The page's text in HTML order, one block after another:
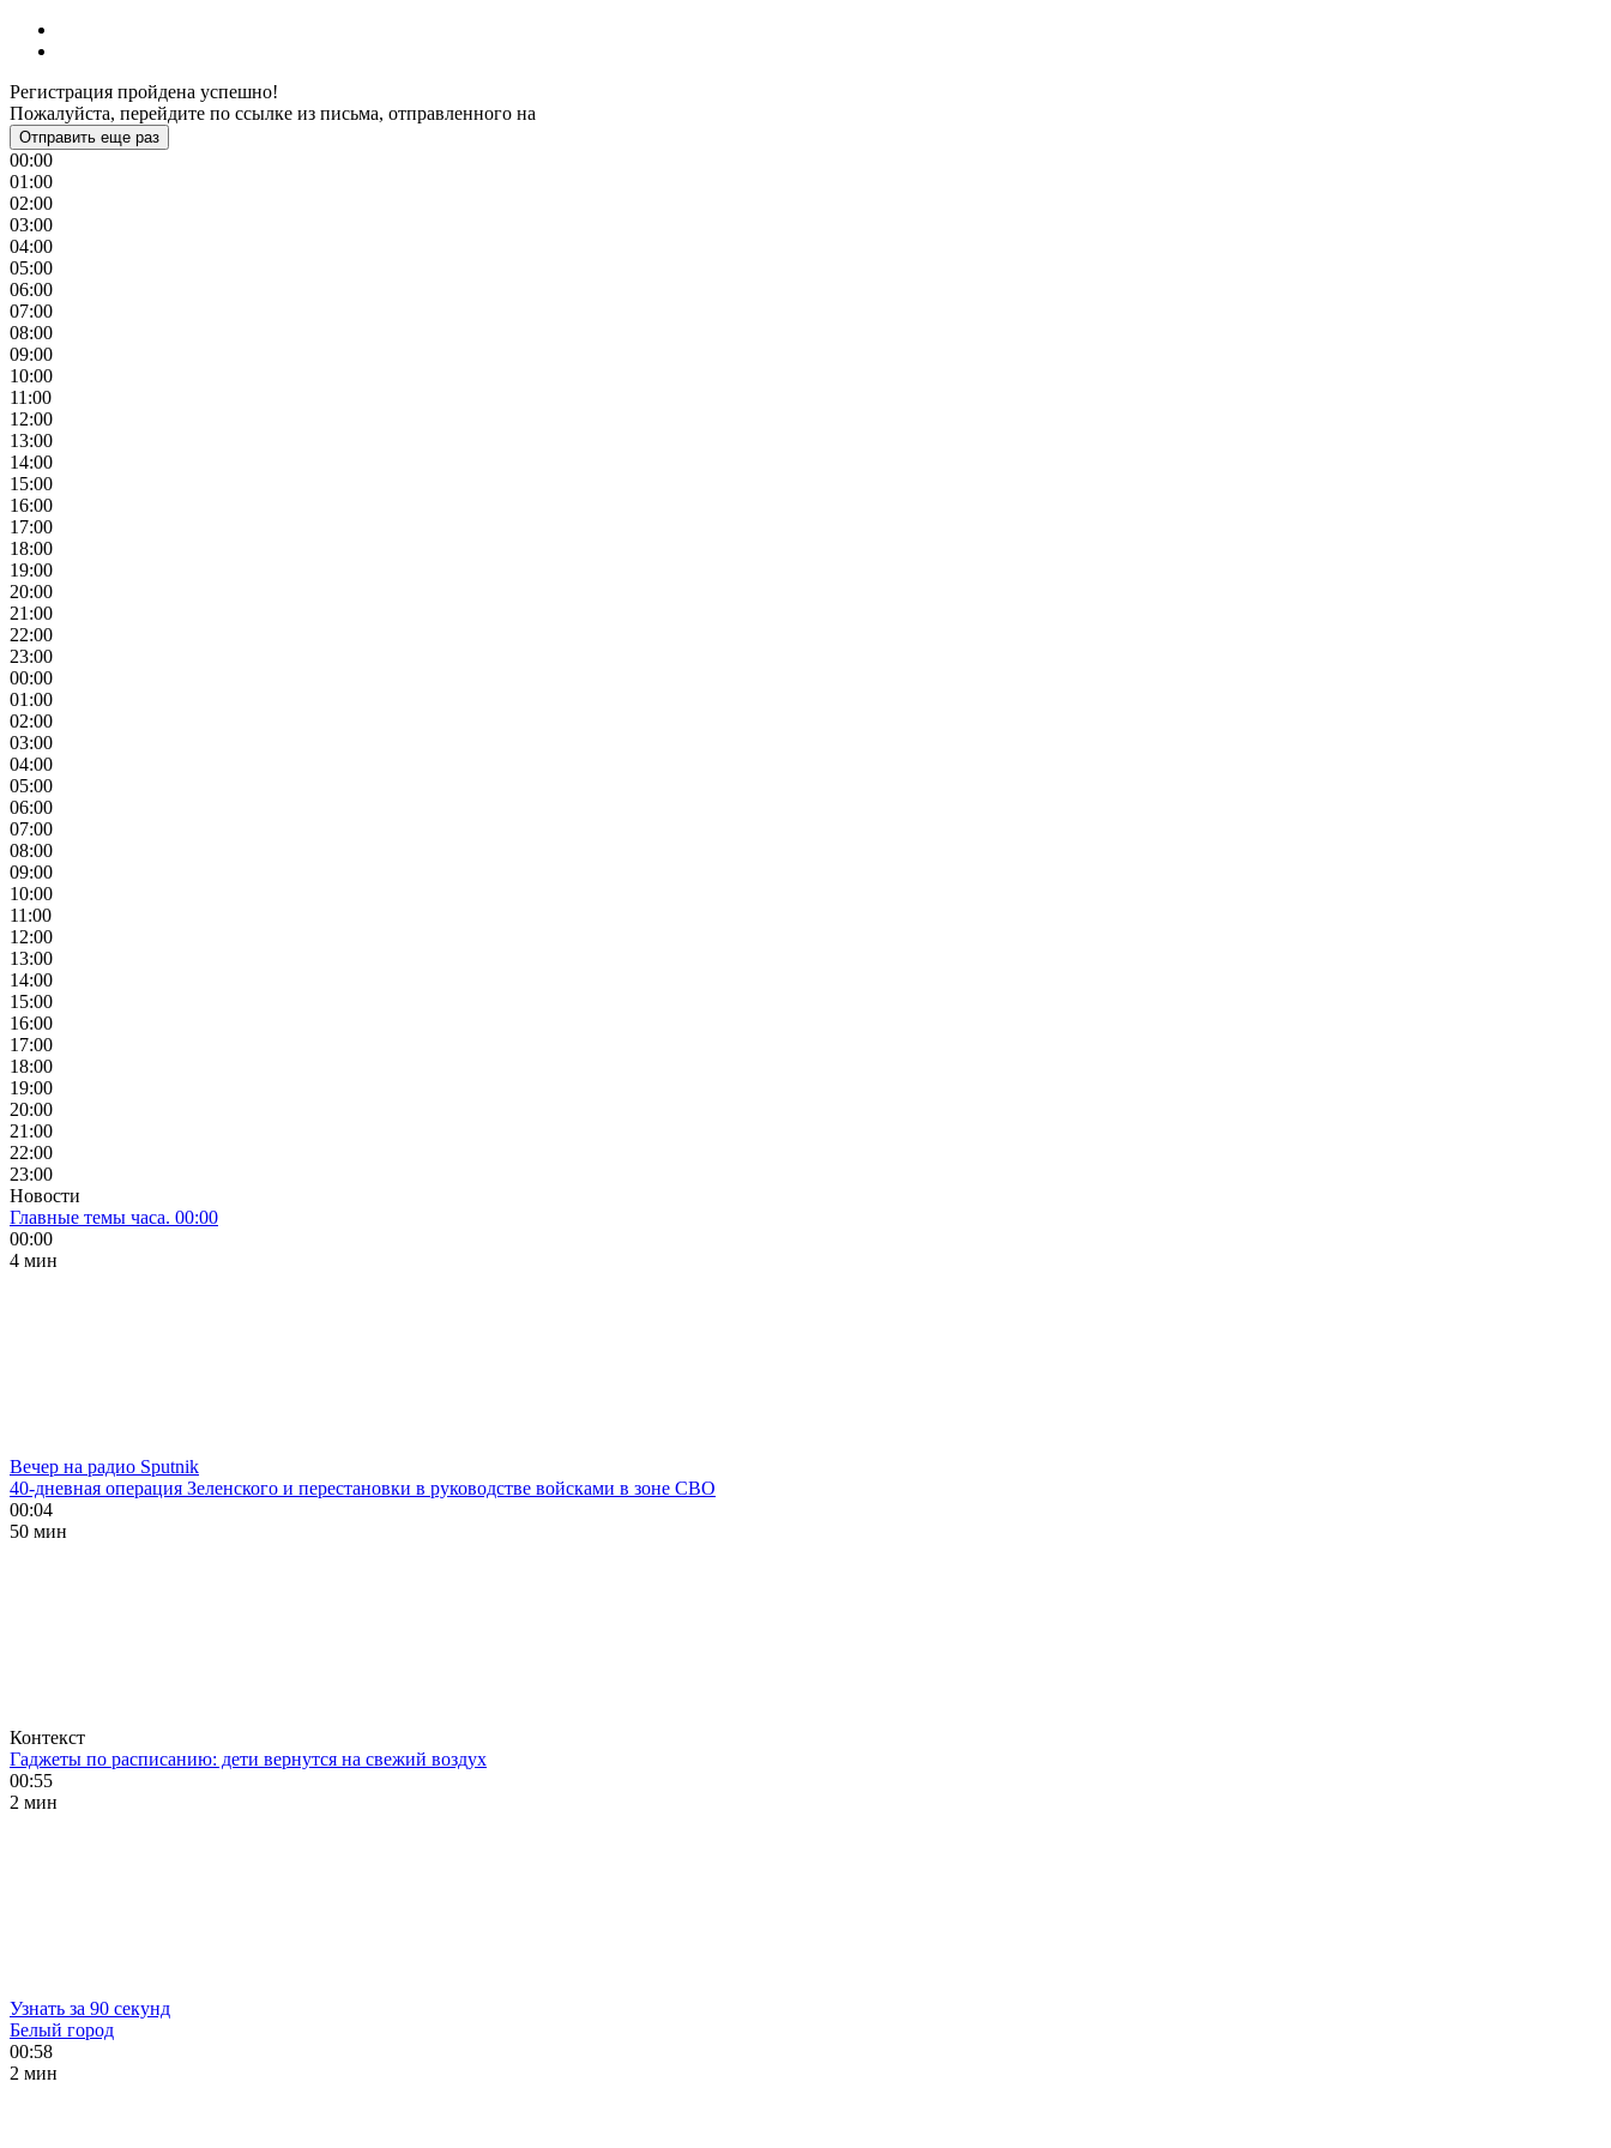
Регистрация пройдена успешно!
Пожалуйста, перейдите по ссылке из письма, отправленного на
Отправить еще раз
00:00
01:00
02:00
03:00
04:00
05:00
06:00
07:00
08:00
09:00
10:00
11:00
12:00
13:00
14:00
15:00
16:00
17:00
18:00
19:00
20:00
21:00
22:00
23:00
00:00
01:00
02:00
03:00
04:00
05:00
06:00
07:00
08:00
09:00
10:00
11:00
12:00
13:00
14:00
15:00
16:00
17:00
18:00
19:00
20:00
21:00
22:00
23:00
Новости
Главные темы часа. 00:00
00:00
4 мин
Вечер на радио Sputnik
40-дневная операция Зеленского и перестановки в руководстве войсками в зоне СВО
00:04
50 мин
Контекст
Гаджеты по расписанию: дети вернутся на свежий воздух
00:55
2 мин
Узнать за 90 секунд
Белый город
00:58
2 мин